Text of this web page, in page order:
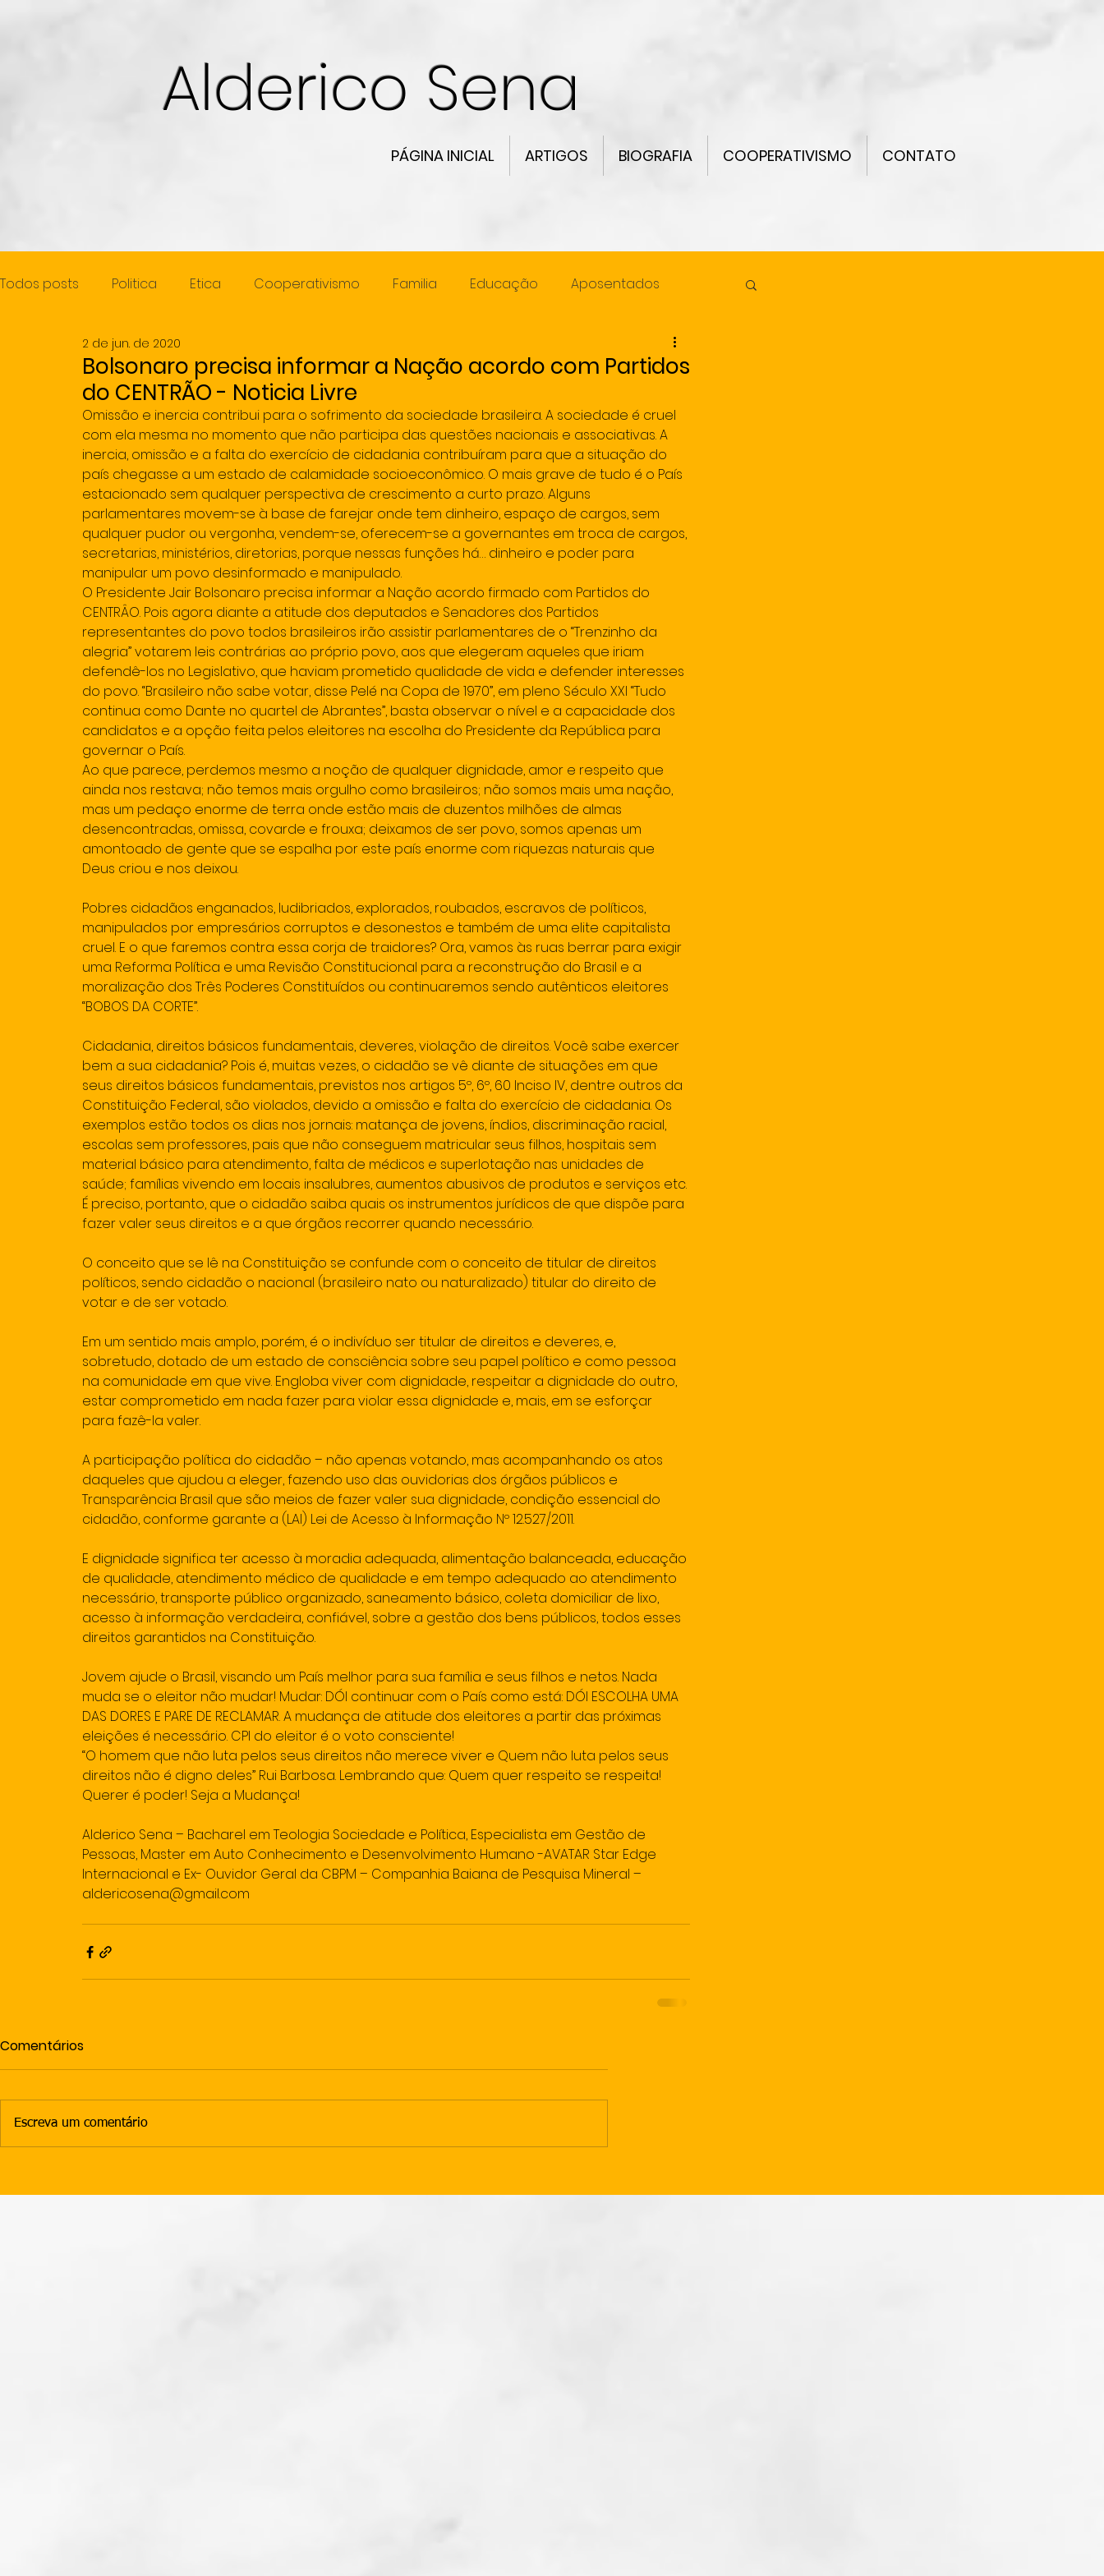
Alderico Sena
PÁGINA INICIAL ARTIGOS BIOGRAFIA COOPERATIVISMO CONTATO
Todos posts Politica Etica Cooperativismo Familia Educação Aposentados
Cidadania Juventude
Bolsonaro precisa informar a Nação acordo com Partidos
do CENTRÃO - Noticia Livre
2 de jun. de 2020
Omissão e inercia contribui para o sofrimento da sociedade brasileira. A sociedade é cruel
com ela mesma no momento que não participa das questões nacionais e associativas. A
inercia, omissão e a falta do exercício de cidadania contribuíram para que a situação do
país chegasse a um estado de calamidade socioeconômico. O mais grave de tudo é o País
estacionado sem qualquer perspectiva de crescimento a curto prazo. Alguns
parlamentares movem-se à base de farejar onde tem dinheiro, espaço de cargos, sem
qualquer pudor ou vergonha, vendem-se, oferecem-se a governantes em troca de cargos,
secretarias, ministérios, diretorias, porque nessas funções há… dinheiro e poder para
manipular um povo desinformado e manipulado.
O Presidente Jair Bolsonaro precisa informar a Nação acordo firmado com Partidos do
CENTRÂO. Pois agora diante a atitude dos deputados e Senadores dos Partidos
representantes do povo todos brasileiros irão assistir parlamentares de o “Trenzinho da
alegria” votarem leis contrárias ao próprio povo, aos que elegeram aqueles que iriam
defendê-los no Legislativo, que haviam prometido qualidade de vida e defender interesses
do povo. “Brasileiro não sabe votar, disse Pelé na Copa de 1970”, em pleno Século XXI “Tudo
continua como Dante no quartel de Abrantes”, basta observar o nível e a capacidade dos
candidatos e a opção feita pelos eleitores na escolha do Presidente da República para
governar o País.
Ao que parece, perdemos mesmo a noção de qualquer dignidade, amor e respeito que
ainda nos restava; não temos mais orgulho como brasileiros; não somos mais uma nação,
mas um pedaço enorme de terra onde estão mais de duzentos milhões de almas
desencontradas, omissa, covarde e frouxa; deixamos de ser povo, somos apenas um
amontoado de gente que se espalha por este país enorme com riquezas naturais que
Deus criou e nos deixou.
Pobres cidadãos enganados, ludibriados, explorados, roubados, escravos de políticos,
manipulados por empresários corruptos e desonestos e também de uma elite capitalista
cruel. E o que faremos contra essa corja de traidores? Ora, vamos às ruas berrar para exigir
uma Reforma Política e uma Revisão Constitucional para a reconstrução do Brasil e a
moralização dos Três Poderes Constituídos ou continuaremos sendo autênticos eleitores
“BOBOS DA CORTE”.
Cidadania, direitos básicos fundamentais, deveres, violação de direitos. Você sabe exercer
bem a sua cidadania? Pois é, muitas vezes, o cidadão se vê diante de situações em que
seus direitos básicos fundamentais, previstos nos artigos 5º, 6º, 60 Inciso IV, dentre outros da
Constituição Federal, são violados, devido a omissão e falta do exercício de cidadania. Os
exemplos estão todos os dias nos jornais: matança de jovens, índios, discriminação racial,
escolas sem professores, pais que não conseguem matricular seus filhos, hospitais sem
material básico para atendimento, falta de médicos e superlotação nas unidades de
saúde; famílias vivendo em locais insalubres, aumentos abusivos de produtos e serviços etc.
É preciso, portanto, que o cidadão saiba quais os instrumentos jurídicos de que dispõe para
fazer valer seus direitos e a que órgãos recorrer quando necessário.
O conceito que se lê na Constituição se confunde com o conceito de titular de direitos
políticos, sendo cidadão o nacional (brasileiro nato ou naturalizado) titular do direito de
votar e de ser votado.
Em um sentido mais amplo, porém, é o indivíduo ser titular de direitos e deveres, e,
sobretudo, dotado de um estado de consciência sobre seu papel político e como pessoa
na comunidade em que vive. Engloba viver com dignidade, respeitar a dignidade do outro,
estar comprometido em nada fazer para violar essa dignidade e, mais, em se esforçar
para fazê-la valer.
A participação política do cidadão – não apenas votando, mas acompanhando os atos
daqueles que ajudou a eleger, fazendo uso das ouvidorias dos órgãos públicos e
Transparência Brasil que são meios de fazer valer sua dignidade, condição essencial do
cidadão, conforme garante a (LAI) Lei de Acesso à Informação Nº 12.527/2011.
E dignidade significa ter acesso à moradia adequada, alimentação balanceada, educação
de qualidade, atendimento médico de qualidade e em tempo adequado ao atendimento
necessário, transporte público organizado, saneamento básico, coleta domiciliar de lixo,
acesso à informação verdadeira, confiável, sobre a gestão dos bens públicos, todos esses
direitos garantidos na Constituição.
Jovem ajude o Brasil, visando um País melhor para sua família e seus filhos e netos. Nada
muda se o eleitor não mudar! Mudar: DÓI continuar com o País como está: DÓI ESCOLHA UMA
DAS DORES E PARE DE RECLAMAR. A mudança de atitude dos eleitores a partir das próximas
eleições é necessário. CPI do eleitor é o voto consciente!
“O homem que não luta pelos seus direitos não merece viver e Quem não luta pelos seus
direitos não é digno deles” Rui Barbosa. Lembrando que: Quem quer respeito se respeita!
Querer é poder! Seja a Mudança!
Alderico Sena – Bacharel em Teologia Sociedade e Política, Especialista em Gestão de
Pessoas, Master em Auto Conhecimento e Desenvolvimento Humano -AVATAR Star Edge
Internacional e Ex- Ouvidor Geral da CBPM – Companhia Baiana de Pesquisa Mineral –
aldericosena@gmail.com
Comentários
Escreva um comentário